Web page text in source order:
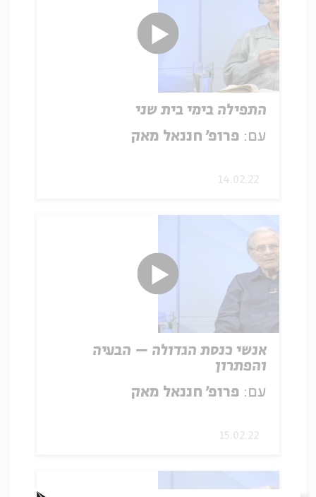
התפילה בימי בית שני
עם: פרופ' חננאל מאק
14.02.22
אנשי כנסת הגדולה – הבעיה
והפתרון
עם: פרופ' חננאל מאק
15.02.22